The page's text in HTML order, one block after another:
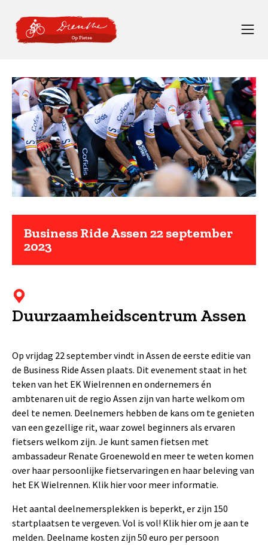
Business Ride Assen 22 september
2023
Duurzaamheidscentrum Assen
Op vrijdag 22 september vindt in Assen de eerste editie van
de Business Ride Assen plaats. Dit evenement staat in het
teken van het EK Wielrennen en ondernemers én
ambtenaren uit de regio Assen zijn van harte welkom om
deel te nemen. Deelnemers hebben de kans om te genieten
van een gezellige rit, waar zowel beginners als ervaren
fietsers welkom zijn. Je kunt samen fietsen met
ambassadeur Renate Groenewold en meer te weten komen
over haar persoonlijke fietservaringen en haar beleving van
het EK Wielrennen. Klik hiervoor meer informatie.
Het aantal deelnemersplekken is beperkt, er zijn 150
startplaatsen te vergeven. Vol is vol! Klik hierom je aan te
melden. Deelname kosten zijn 50 euro per persoon